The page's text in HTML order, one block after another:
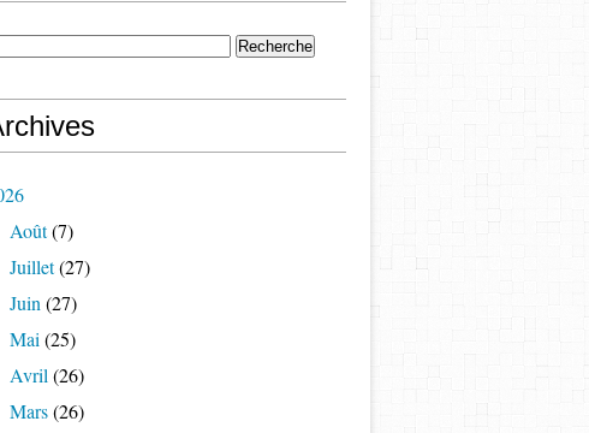
Août(7)
Juillet(27)
Juin (27)
Mai (25)
Avril (26)
Mars(26)